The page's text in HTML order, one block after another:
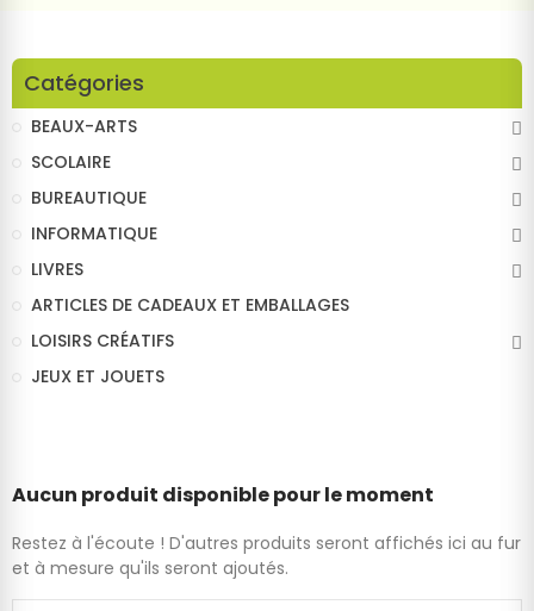
Aucun produit disponible pour le moment
Restez à l'écoute ! D'autres produits seront affichés ici au fur
et à mesure qu'ils seront ajoutés.
Catégories
BEAUX-ARTS
SCOLAIRE
BUREAUTIQUE
INFORMATIQUE
LIVRES
ARTICLES DE CADEAUX ET EMBALLAGES
LOISIRS CRÉATIFS
JEUX ET JOUETS